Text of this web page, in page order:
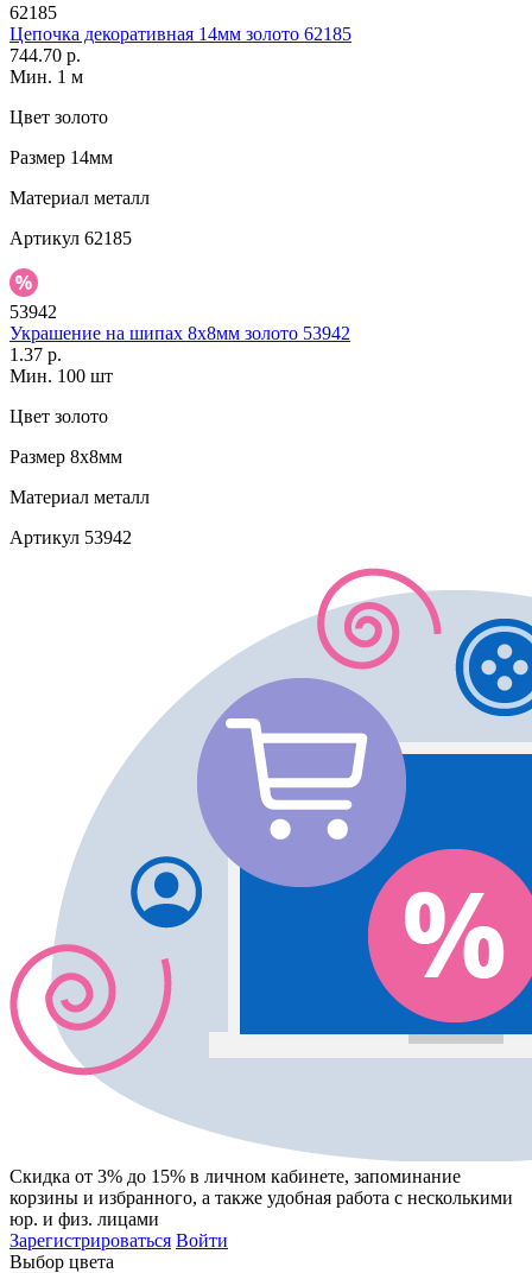
62185
Цепочка декоративная 14мм золото 62185
744.70 р.
Мин. 1 м
Цвет золото
Размер 14мм
Материал металл
Артикул 62185
53942
Украшение на шипах 8х8мм золото 53942
1.37 р.
Мин. 100 шт
Цвет золото
Размер 8х8мм
Материал металл
Артикул 53942
Скидка от 3% до 15% в личном кабинете, запоминание
корзины и избранного, а также удобная работа с несколькими
юр. и физ. лицами
Зарегистрироваться Войти
Выбор цвета